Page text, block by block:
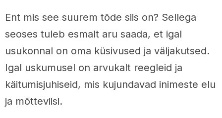
Ent mis see suurem tõde siis on? Sellega
seoses tuleb esmalt aru saada, et igal
usukonnal on oma küsivused ja väljakutsed.
Igal uskumusel on arvukalt reegleid ja
käitumisjuhiseid, mis kujundavad inimeste elu
ja mõtteviisi.